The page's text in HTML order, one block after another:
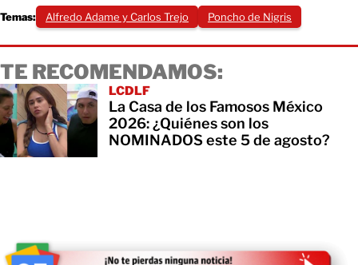
Temas: Alfredo Adame y Carlos Trejo Poncho de Nigris
TE RECOMENDAMOS:
LCDLF
La Casa de los Famosos México
2026: ¿Quiénes son los
NOMINADOS este 5 de agosto?